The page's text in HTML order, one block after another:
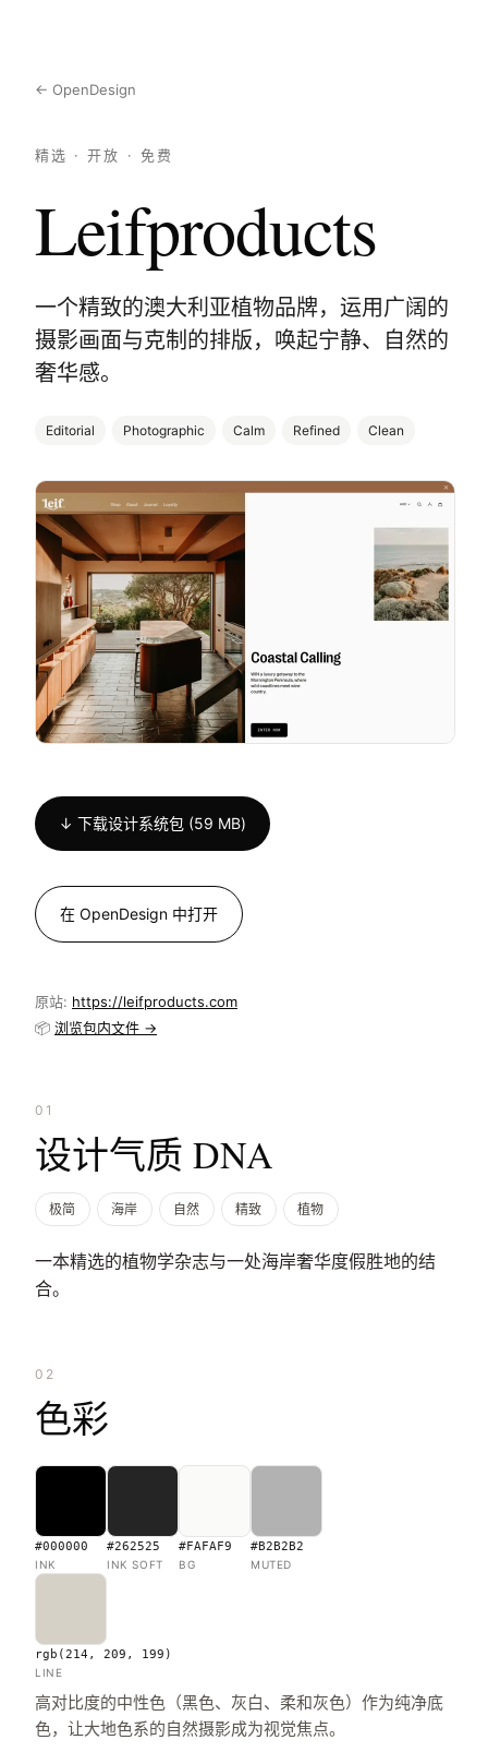
← OpenDesign
精选 · 开放 · 免费
Leifproducts
一个精致的澳大利亚植物品牌，运用广阔的
摄影画面与克制的排版，唤起宁静、自然的
奢华感。
Editorial Photographic Calm Refined Clean
↓ 下载设计系统包 (59 MB)
在 OpenDesign 中打开
原站: https://leifproducts.com
📦 浏览包内文件 →
01
设计气质 DNA
极简 海岸 自然 精致 植物
一本精选的植物学杂志与一处海岸奢华度假胜地的结
合。
02
色彩
#000000
INK
#262525
INK SOFT
#FAFAF9
BG
#B2B2B2
MUTED
rgb(214, 209, 199)
LINE
高对比度的中性色（黑色、灰白、柔和灰色）作为纯净底
色，让大地色系的自然摄影成为视觉焦点。